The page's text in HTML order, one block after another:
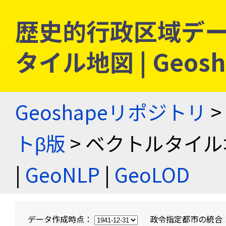
歴史的行政区域デ
タイル地図 |
Geoshapeリポジトリ >
トβ版 > ベクトルタイ
| GeoNLP | GeoLOD
データ作成時点： 政令指定都市の統